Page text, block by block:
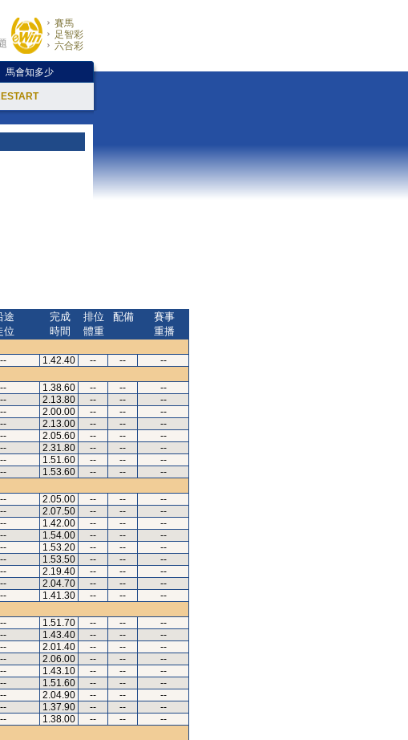
賽馬
足智彩
六合彩
馬會知多少
途
位
完成
時間
排位
體重
配備
賽事
重播
-- 1.42.40 -- --
--
-- 1.38.60 -- --
--
-- 2.13.80 -- --
--
-- 2.00.00 -- --
--
-- 2.13.00 -- --
--
-- 2.05.60 -- --
--
-- 2.31.80 -- --
--
-- 1.51.60 -- --
--
-- 1.53.60 -- --
--
-- 2.05.00 -- --
--
-- 2.07.50 -- --
--
-- 1.42.00 -- --
--
-- 1.54.00 -- --
--
-- 1.53.20 -- --
--
-- 1.53.50 -- --
--
-- 2.19.40 -- --
--
-- 2.04.70 -- --
--
-- 1.41.30 -- --
--
-- 1.51.70 -- --
--
-- 1.43.40 -- --
--
-- 2.01.40 -- --
--
-- 2.06.00 -- --
--
-- 1.43.10 -- --
--
-- 1.51.60 -- --
--
-- 2.04.90 -- --
--
-- 1.37.90 -- --
--
-- 1.38.00 -- --
--